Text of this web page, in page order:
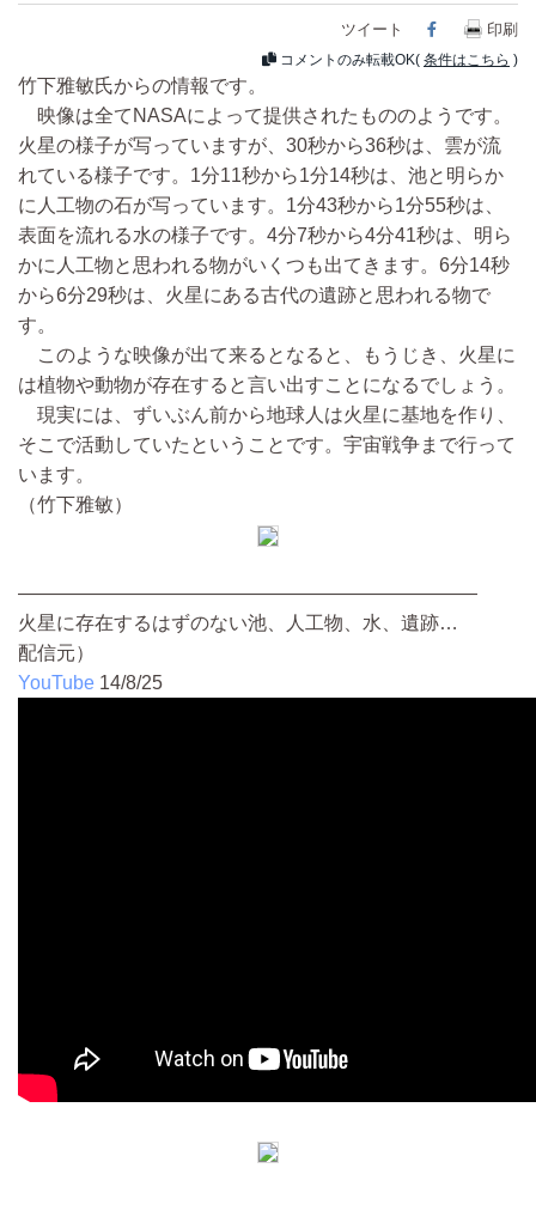
ツイート Facebook
印刷
コメントのみ転載OK( 条件はこちら )
竹下雅敏氏からの情報です。
映像は全てNASAによって提供されたもののようです。
火星の様子が写っていますが、30秒から36秒は、雲が流
れている様子です。1分11秒から1分14秒は、池と明らか
に人工物の石が写っています。1分43秒から1分55秒は、
表面を流れる水の様子です。4分7秒から4分41秒は、明ら
かに人工物と思われる物がいくつも出てきます。6分14秒
から6分29秒は、火星にある古代の遺跡と思われる物で
す。
このような映像が出て来るとなると、もうじき、火星に
は植物や動物が存在すると言い出すことになるでしょう。
現実には、ずいぶん前から地球人は火星に基地を作り、
そこで活動していたということです。宇宙戦争まで行って
います。
（竹下雅敏）
――――――――――――――――――――――――
火星に存在するはずのない池、人工物、水、遺跡…
配信元）
YouTube 14/8/25